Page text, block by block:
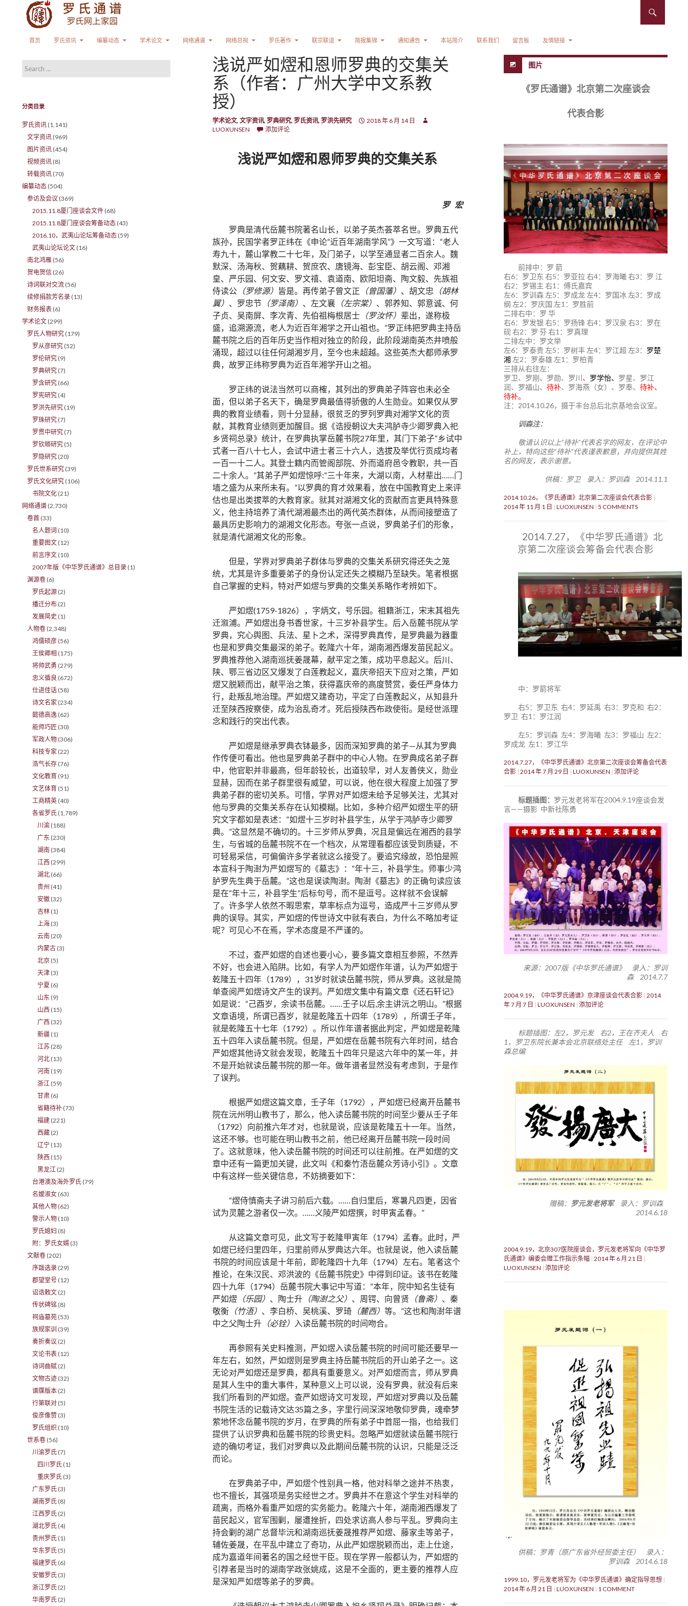
首页
罗氏资讯 编纂动态 学术论文 网络通谱 网络总祠 罗氏著作 联宗联谊 简报集锦 通知通告 本站简介 联系我们 留言板 友情链接
浅说严如熤和恩师罗典的交集关
系（作者：广州大学中文系教
授）
学术论文, 文字资讯, 罗典研究, 罗氏资讯, 罗洪先研究
2018 年 6 月 14 日
LUOXUNSEN
添加评论
浅说严如熤和恩师罗典的交集关系
罗 宏
罗典是清代岳麓书院著名山长，以弟子英杰荟萃名世。罗典五代
族孙，民国学者罗正纬在《申论“近百年湖南学风”》一文写道：“老人
寿九十，麓山掌教二十七年，及门弟子，以学至通显者二百余人。魏
默深、汤海秋、贺藕耕、贺庶农、唐镜海、彭宝臣、胡云阁、邓湘
皇、严乐园、何文安、罗文禧、袁道南、欧阳坦斋、陶文毅、先族祖
侍读公 （罗修源） 皆是。再传弟子曾文正 （曾国藩） 、胡文忠 （胡林
翼） 、罗忠节 （罗泽南） 、左文襄 （左宗棠） 、郭养知、郭意诚、何
子贞、吴南屏、李次青、先伯祖梅根居士 （罗汝怀） 辈出，遂称极
盛，追溯源流，老人为近百年湘学之开山祖也。”罗正纬把罗典主持岳
麓书院之后的百年历史当作相对独立的阶段，此阶段湖南英杰井喷般
涌现，超过以往任何湖湘岁月，至今也未超越。这些英杰大都师承罗
典，故罗正纬称罗典为近百年湘学开山之祖。
罗正纬的说法当然可以商榷，其列出的罗典弟子阵容也未必全
面，但以弟子名天下，确是罗典最值得骄傲的人生勋业。如果仅从罗
典的教育业绩看，则十分显赫，很贫乏的罗列罗典对湘学文化的贡
献，其教育业绩则更加醒目。据《诰授朝议大夫鸿胪寺少卿罗典入祀
乡贤祠总录》统计，在罗典执掌岳麓书院27年里，其门下弟子“乡试中
式者一百八十七人，会试中进士者三十六人，选拔及举优行贡成均者
一百一十二人。其登士籍内而管阁部院、外而道府邑令教职，共一百
二十余人。”其弟子严如熤惊呼:“三十年来，大湖以南，人材辈出……门
墙之盛为从来所未有。”以罗典的育才效果看，放在中国教育史上来评
估也是出类拔萃的大教育家。就其对湖湘文化的贡献而言更具特殊意
义，他主持培养了清代湖湘最杰出的两代英杰群体，从而间接塑造了
最具历史影响力的湖湘文化形态。夸张一点说，罗典弟子们的形象，
就是清代湖湘文化的形象。
但是，学界对罗典弟子群体与罗典的交集关系研究得还失之笼
统，尤其是许多重要弟子的身份认定还失之模糊乃至缺失。笔者根据
自己掌握的史料，特对严如熤与罗典的交集关系略作考辨如下。
严如熤(1759-1826），字炳文，号乐园。祖籍浙江，宋末其祖先
迁溆浦。严如熤出身书香世家，十三岁补县学生。后入岳麓书院从学
罗典，究心舆图、兵法、星卜之术，深得罗典真传，是罗典最为器重
也是和罗典交集最深的弟子。乾隆六十年，湖南湘西爆发苗民起义。
罗典推荐他入湖南巡抚姜晟幕，献平定之策，成功平息起义。后川、
陕、鄂三省边区又爆发了白莲教起义，嘉庆帝招天下应对之策，严如
熤又脱颖而出，献平治之策，获得嘉庆帝的高度赞赏，委任严身体力
行，赴叛乱地治理。严如熤又建奇功，平定了白莲教起义，从知县升
迁至陕西按察使，成为治乱奇才。死后授陕西布政使衔。是经世派理
念和践行的突出代表。
严如熤是继承罗典衣钵最多，因而深知罗典的弟子—从其为罗典
作传便可看出。他也是罗典弟子群中的中心人物。在罗典成名弟子群
中，他官职并非最高，但年龄较长，出道较早，对人友善侠义，勋业
显赫，因而在弟子群里很有威望，可以说，他在很大程度上加强了罗
典弟子群的密切关系。可惜，学界对严如熤未给予足够关注，尤其对
他与罗典的交集关系存在认知模糊。比如，多种介绍严如熤生平的研
究文字都如是表述：“如熤十三岁时补县学生，从学于鸿胪寺少卿罗
典。”这显然是不确切的。十三岁师从罗典，况且是偏远在湘西的县学
生，与省城的岳麓书院不在一个档次，从常理看都应该受到质疑，不
可轻易采信，可偏偏许多学者就这么接受了。要追究缘故，恐怕是照
本宣科于陶澍为严如熤写的《墓志》：“年十三，补县学生。师事少鸿
胪罗先生典于岳麓。”这也是误读陶澍。陶澍《墓志》的正确句读应该
是在“年十三，补县学生”后标句号，而不是逗号。这样就不会误解
了。许多学人依然不暇思索，草率标点为逗号，造成严十三岁师从罗
典的误导。其实，严如熤的传世诗文中就有表白，为什么不略加考证
呢？可见心不在焉，学术态度是不严谨的。
不过，查严如熤的自述也要小心，要多篇文章相互参照，不然弄
不好，也会进入陷阱。比如，有学人为严如熤作年谱，认为严如熤于
乾隆五十四年（1789），31岁时就读岳麓书院，师从罗典。这就是简
单查阅严如熤诗文产生的误判。严如熤文集中有篇文章《还石轩记》
如是说：“己酉岁，余读书岳麓。……壬子以后,余主讲沅之明山。”根据
文章语境，所谓已酉岁，就是乾隆五十四年（1789），所谓壬子年，
就是乾隆五十七年（1792）。所以作年谱者据此判定，严如熤是乾隆
五十四年入读岳麓书院。但是，严如熤在岳麓书院有六年时间，结合
严如熤其他诗文就会发现，乾隆五十四年只是这六年中的某一年，并
不是开始就读岳麓书院的那一年。做年谱者显然没有考虑到，于是作
了误判。
根据严如熤这篇文章，壬子年（1792），严如熤已经离开岳麓书
院在沅州明山教书了，那么，他入读岳麓书院的时间至少要从壬子年
（1792）向前推六年才对，也就是说，应该是乾隆五十一年。当然，
这还不够。也可能在明山教书之前，他已经离开岳麓书院一段时间
了。这就意味，他入读岳麓书院的时间还可以往前推。在严如熤的文
章中还有一篇更加关键，此文叫《和秦竹浯岳麓众芳诗小引》。文章
中有这样一些关键信息，不妨摘要如下：
“熤侍慎斋夫子讲习前后六载。……自归里后，寒暑凡四更，因省
试为灵麓之游者仅一次。……义陵严如熤撰，时甲寅孟春。”
从这篇文章可见，此文写于乾隆甲寅年（1794）孟春。此时，严
如熤已经归里四年，归里前师从罗典达六年。也就是说，他入读岳麓
书院的时间应该是十年前，即乾隆四十九年（1794）左右。笔者这个
推论，在朱汉民、邓洪波的《岳麓书院史》中得到印证。该书在乾隆
四十九年（1794）岳麓书院大事记中写道：“本年，院中知名生徒有
严如熤 （乐园） 、陶士升 （陶澍之父） 、周锷、向曾贤 （鲁斋） 、秦
敬衡 （竹浯） 、李白桥、吴桃溪、罗琦 （麓西） 等。”这也和陶澍年谱
中之父陶士升 （必铨） 入读岳麓书院的时间吻合。
再参照有关史料推测，严如熤入读岳麓书院的时间可能还要早一
年左右，如然，严如熤则是罗典主持岳麓书院后的开山弟子之一。这
无论对严如熤还是罗典，都具有重要意义。对严如熤而言，师从罗典
是其人生中的重大事件，某种意义上可以说，没有罗典，就没有后来
我们所看到的严如熤。查严如熤诗文可发现，严如熤对罗典以及岳麓
书院生活的记载诗文达35篇之多，字里行间深深地敬仰罗典，魂牵梦
萦地怀念岳麓书院的岁月，在罗典的所有弟子中首屈一指，也给我们
提供了认识罗典和岳麓书院的珍贵史料。忽略严如熤就读岳麓书院行
迹的确切考证，我们对罗典以及此期间岳麓书院的认识，只能是泛泛
而论。
在罗典弟子中，严如熤个性别具一格，他对科举之途并不热衷，
也不擅长，其强项是务实经世之才。罗典并不在意这个学生对科举的
疏离，而格外看重严如熤的实务能力。乾隆六十年，湖南湘西爆发了
苗民起义，官军围剿，屡遭挫折，四处求访高人参与平乱。罗典向主
持会剿的湖广总督毕沅和湖南巡抚姜晟推荐严如熤、藤家圭等弟子，
辅佐姜晟，在平乱中建立了奇功，从此严如熤脱颖而出，走上仕途，
成为嘉道年间著名的国之经世干臣。现在学界一般都认为，严如熤的
引荐者是当时的湖南学政张姚成，这是不全面的，更主要的推荐人应
是深知严如熤等弟子的罗典。
图片
《罗氏通谱》北京第二次座谈会
代表合影
前排中：罗 箭
右6：罗卫东 右5：罗亚拉 右4：罗海曦 右3：罗 江
右2：罗锡主 右1：傅氏嘉宾
左6：罗训森 左5：罗成龙 左4：罗国冰 左3：罗成
纲 左2：罗庆国 左1：罗胜前
二排右中：罗 华
右6：罗发银 右5：罗扬锋 右4：罗汉泉 右3：罗在
砚 右2：罗 芬 右1：罗真理
二排左中：罗文举
左6：罗泰贵 左5：罗树丰 左4：罗江超 左3： 罗楚
湘 左2：罗泰雄 左1：罗柏青
三排从右往左：
罗卫、罗刚、罗勋、罗川、 罗学怡、 罗星、罗江
润、罗福山、 待补、罗海燕（女）、罗奉、 待补、
待补。
注：2014.10.26，摄于丰台总后北京基地会议室。
训森注：
敬请认识以上“待补”代表名字的网友，在评论中
补上，特向这些“待补”代表谨表歉意，并向提供其姓
名的网友，表示谢意。
供稿：罗卫 录入：罗训森 2014.11.1
2014.10.26，《罗氏通谱》北京第二次座谈会代表合影
2014 年 11 月 1 日
LUOXUNSEN 5 COMMENTS
2014.7.27，《中华罗氏通谱》北
京第二次座谈会筹备会代表合影
中：罗箭将军
右5：罗卫东 右4：罗延禹 右3：罗克和 右2：
罗卫 右1：罗江润
左5：罗训森 左4：罗海曦 左3：罗福山 左2：
罗成龙 左1：罗江华
2014.7.27，《中华罗氏通谱》北京第二次座谈会筹备会代表
合影 2014 年 7 月 29 日 LUOXUNSEN 添加评论
标题插图： 罗元发老将军在2004.9.19座谈会发
言——摄影 中新社陈勇
来源：2007版《中华罗氏通谱》 录入：罗训
森 2014.7.7
2004.9.19，《中华罗氏通谱》京津座谈会代表合影 2014
年 7 月 7 日
LUOXUNSEN 添加评论
标题插图：左2，罗元发 右2，王在齐夫人 右
1，罗卫东院长兼本会北京联络处主任 左1，罗训
森总编
赠稿： 罗元发老将军录入：罗训森
2014.6.18
2004.9.19，北京307医院座谈会，罗元发老将军向《中华罗
氏通谱》编委会赠工作指示条幅 2014 年 6 月 21 日
LUOXUNSEN 添加评论
供稿：罗青（原广东省外经贸委主任） 录入：
罗训森 2014.6.18
1999.10，罗元发老将军为《中华罗氏通谱》确定指导思想
2014 年 6 月 21 日
LUOXUNSEN 1 COMMENT
Search for:
分类目录
罗氏资讯 (1,141)
文字资讯 (969)
图片资讯 (454)
视频资讯 (8)
转载资讯 (70)
编纂动态 (504)
参访及会议 (369)
2015.11.8厦门座谈会文件 (68)
2015.11.8厦门座谈会筹备动态 (43)
2016.10，武夷山论坛筹备动态 (59)
武夷山论坛论文 (16)
南北鸿雁 (56)
贺电贺信 (26)
诗词联对交流 (56)
续修捐款芳名录 (13)
财务报表 (6)
学术论文 (299)
罗氏人物研究 (179)
罗从彦研究 (52)
罗伦研究 (9)
罗典研究 (7)
罗含研究 (66)
罗宪研究 (4)
罗洪先研究 (19)
罗珠研究 (7)
罗贯中研究 (7)
罗钦顺研究 (5)
罗隐研究 (20)
罗氏世系研究 (39)
罗氏文化研究 (106)
书院文化 (21)
网络通谱 (2,730)
卷首 (33)
名人题词 (10)
重要图文 (12)
前言序文 (10)
2007年版《中华罗氏通谱》总目录 (1)
渊源卷 (6)
罗氏起源 (2)
播迁分布 (2)
发展简史 (1)
人物卷 (2,348)
鸿儒硕彦 (56)
王侯卿相 (175)
将帅武勇 (279)
忠义循良 (672)
仕进佳话 (58)
诗文名家 (234)
懿德高逸 (62)
能师巧匠 (30)
军政人物 (306)
科技专家 (22)
浩气长存 (76)
文化教育 (91)
文艺体育 (51)
工商精英 (40)
各省罗氏 (1,789)
川渝 (188)
广东 (230)
湖南 (384)
江西 (299)
湖北 (66)
贵州 (41)
安徽 (32)
吉林 (1)
上海 (3)
云南 (20)
内蒙古 (3)
北京 (5)
天津 (3)
宁夏 (6)
山东 (9)
山西 (15)
广西 (32)
新疆 (1)
江苏 (28)
河北 (13)
河南 (19)
浙江 (59)
甘肃 (6)
省籍待补 (73)
福建 (221)
西藏 (2)
辽宁 (13)
陕西 (15)
黑龙江 (2)
台港澳及海外罗氏 (79)
名嫒淑女 (63)
其他人物 (62)
警示人物 (10)
罗氏媳妇 (8)
附：罗氏女婿 (3)
文献卷 (202)
序跋选录 (29)
郡望堂号 (12)
诏诰敕文 (2)
传状碑铭 (8)
祠庙墓苑 (53)
族规家训 (39)
奏折奏议 (2)
文论书表 (12)
诗词曲赋 (2)
文物古迹 (32)
谱牒版本 (2)
行第联对 (5)
俊彦像赞 (3)
罗氏组织 (10)
世系卷 (56)
川渝罗氏 (7)
四川罗氏 (1)
重庆罗氏 (3)
广东罗氏 (3)
湖南罗氏 (8)
江西罗氏 (2)
湖北罗氏 (4)
贵州罗氏 (1)
华东罗氏 (5)
福建罗氏 (6)
安徽罗氏 (3)
浙江罗氏 (2)
华南罗氏 (2)